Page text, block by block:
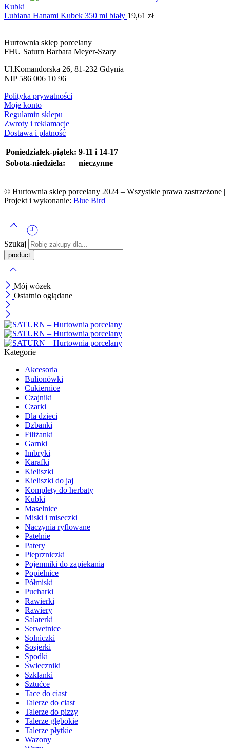
Kubki
Lubiana Hanami Kubek 350 ml biały 19,61 zł
Hurtownia sklep porcelany
FHU Saturn Barbara Meyer-Szary
Ul.Komandorska 26, 81-232 Gdynia
NIP 586 006 10 96
Polityka prywatności
Moje konto
Regulamin sklepu
Zwroty i reklamacje
Dostawa i płatność
Poniedziałek-piątek: 9-11 i 14-17
Sobota-niedziela:
nieczynne
© Hurtownia sklep porcelany 2024 – Wszystkie prawa zastrzeżone |
Projekt i wykonanie: Blue Bird
Szukaj
Mój wózek
Ostatnio oglądane
Kategorie
Akcesoria
Bulionówki
Cukiernice
Czajniki
Czarki
Dla dzieci
Dzbanki
Filiżanki
Garnki
Imbryki
Karafki
Kieliszki
Kieliszki do jaj
Komplety do herbaty
Kubki
Maselnice
Miski i miseczki
Naczynia ryflowane
Patelnie
Patery
Pieprzniczki
Pojemniki do zapiekania
Popielnice
Półmiski
Pucharki
Rawierki
Rawiery
Salaterki
Serwetnice
Solniczki
Sosjerki
Spodki
Świeczniki
Szklanki
Sztućce
Tace do ciast
Talerze do ciast
Talerze do pizzy
Talerze głębokie
Talerze płytkie
Wazony